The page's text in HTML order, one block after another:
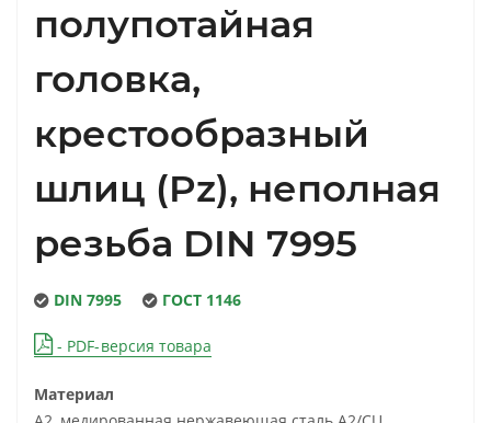
полупотайная
головка,
крестообразный
шлиц (Pz), неполная
резьба DIN 7995
DIN 7995 ГОСТ 1146
- PDF-версия товара
Материал